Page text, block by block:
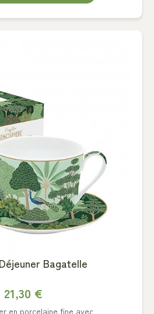
Bagatelle
21,30 €
en porcelaine fine avec